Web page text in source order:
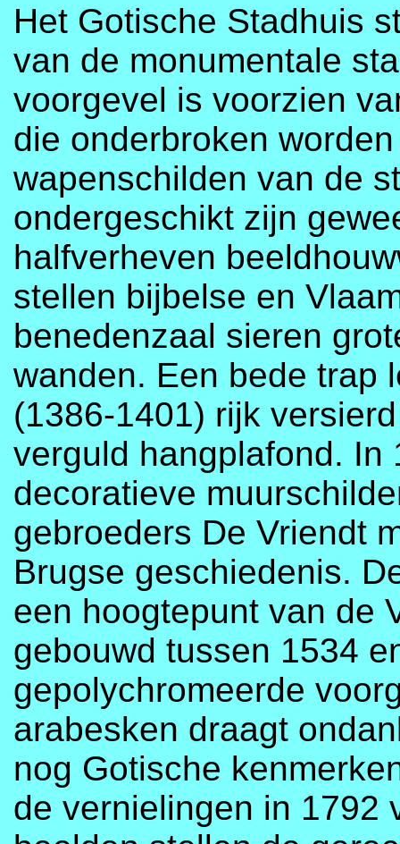
Het Gotische Stadhuis
van de monumentale
voorgevel is voorzien
die onderbroken
wapenschilden van de
ondergeschikt zijn
halfverheven
stellen bijbelse en
benedenzaal sieren
wanden. Een bede trap
(1386-1401) rijk
verguld hangplafond. In
decoratieve
gebroeders De Vriendt
Brugse geschiedenis.
een hoogtepunt van de
gebouwd tussen 1534
gepolychromeerde
arabesken draagt
nog Gotische
de vernielingen in 1792